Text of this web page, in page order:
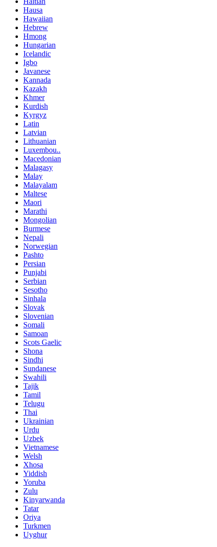
Hausa
Hawaiian
Hebrew
Hmong
Hungarian
Icelandic
Igbo
Javanese
Kannada
Kazakh
Khmer
Kurdish
Kyrgyz
Latin
Latvian
Lithuanian
Luxembou..
Macedonian
Malagasy
Malay
Malayalam
Maltese
Maori
Marathi
Mongolian
Burmese
Nepali
Norwegian
Pashto
Persian
Punjabi
Serbian
Sesotho
Sinhala
Slovak
Slovenian
Somali
Samoan
Scots Gaelic
Shona
Sindhi
Sundanese
Swahili
Tajik
Tamil
Telugu
Thai
Ukrainian
Urdu
Uzbek
Vietnamese
Welsh
Xhosa
Yiddish
Yoruba
Zulu
Kinyarwanda
Tatar
Oriya
Turkmen
Uyghur